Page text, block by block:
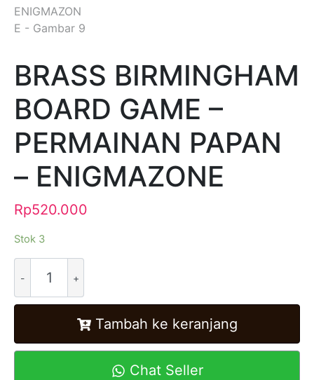
BRASS BIRMINGHAM
BOARD GAME –
PERMAINAN PAPAN
– ENIGMAZONE
Rp520.000
Stok 3
Tambah ke keranjang
Chat Seller